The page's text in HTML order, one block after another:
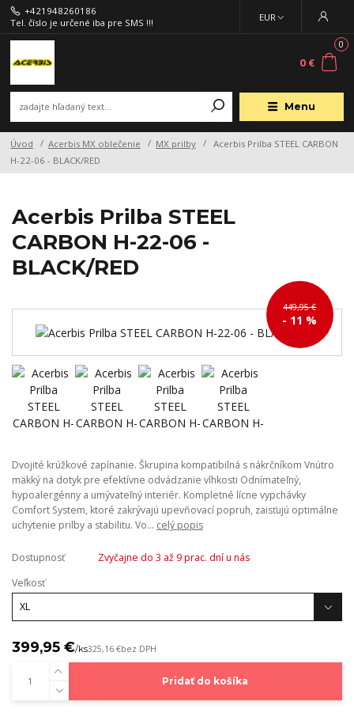
Menu
EUR
+421948260186
Tel. číslo je určené iba pre SMS !!!
0
0 €
Úvod Acerbis MX oblečenie MX prilby
Acerbis Prilba STEEL CARBON
H-22-06 - BLACK/RED
Acerbis Prilba STEEL
CARBON H-22-06 -
BLACK/RED
449,95 €
- 11 %
Dvojité krúžkové zapínanie. Škrupina kompatibilná s nákrčníkom Vnútro
mäkký na dotyk pre efektívne odvádzanie vlhkosti Odnímateľný,
hypoalergénny a umývateľný interiér. Kompletné lícne vypchávky
Comfort System, ktoré zakrývajú upevňovací popruh, zaisťujú optimálne
uchytenie prilby a stabilitu. Vo... celý popis
Dostupnosť
Zvyčajne do 3 až 9 prac. dní u nás
Veľkosť
399,95 €/ks325,16 €bez DPH
Pridať do košíka